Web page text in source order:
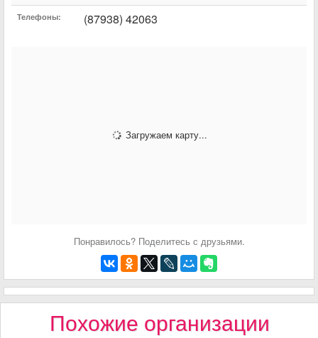
Телефоны: (87938) 42063
Загружаем карту...
Понравилось? Поделитесь с друзьями.
Похожие организации